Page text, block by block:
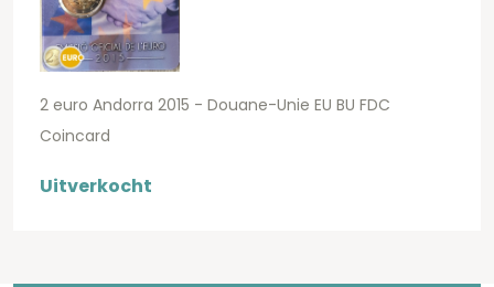
2 euro Andorra 2015 - Douane-Unie EU BU FDC
Coincard
Uitverkocht